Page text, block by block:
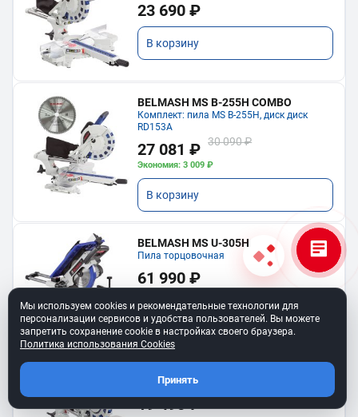
23 690 ₽
В корзину
BELMASH MS B-255H COMBO
Комплект: пила MS B-255H, диск диск
RD153A
27 081 ₽ 30 090 ₽
Экономия: 3 009 ₽
В корзину
BELMASH MS U-305H
Пила торцовочная
61 990 ₽
В корзину
Торцовочная пила
19 490 ₽
Мы используем cookies и рекомендательные технологии для
персонализации сервисов и удобства пользователей. Вы можете
запретить сохранение cookie в настройках своего браузера.
Политика использования Cookies
Принять